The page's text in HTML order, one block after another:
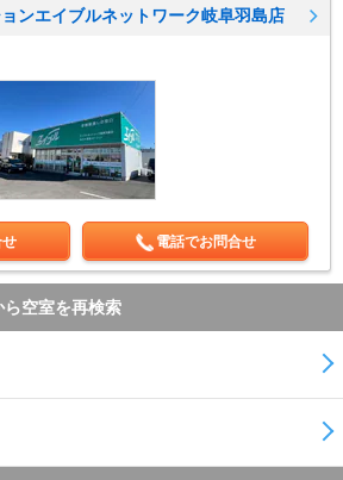
ンエイブルネットワーク岐阜羽島店
せ 電話でお問合せ
ら空室を再検索